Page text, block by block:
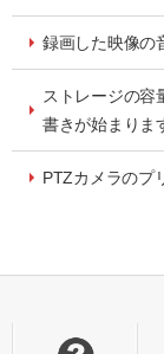
録画した映像の
ストレージの容
書きが始まりま
PTZカメラのプ